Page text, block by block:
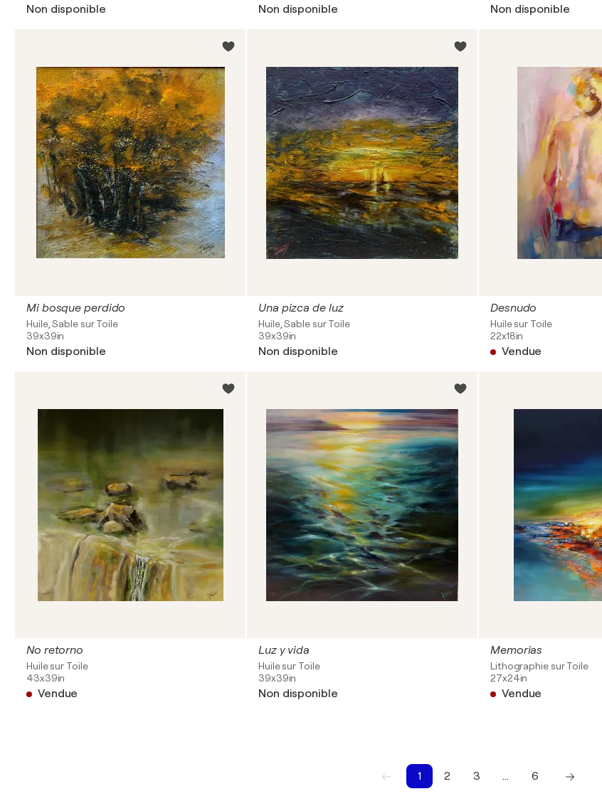
Non disponible Non disponible Non disponible
Mi bosque perdido
Huile, Sable sur Toile
39x39in
Non disponible
Una pizca de luz
Huile, Sable sur Toile
39x39in
Non disponible
Desnudo
Huile sur Toile
22x18in
Vendue
No retorno
Huile sur Toile
43x39in
Vendue
Luz y vida
Huile sur Toile
39x39in
Non disponible
Memorias
Lithographie sur Toile
27x24in
Vendue
1 2 3 … 6